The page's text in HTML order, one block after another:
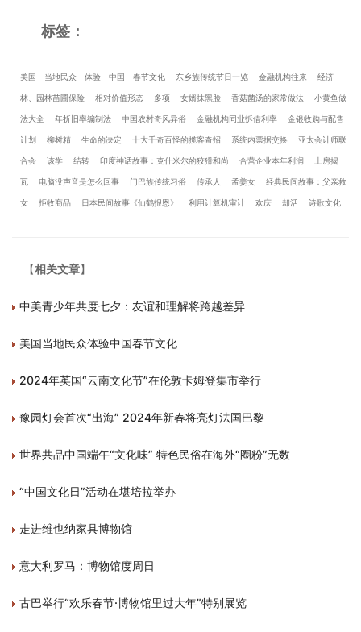
标签：
美国 当地民众 体验 中国 春节文化 东乡族传统节日一览 金融机构往来 经济
林、园林苗圃保险 相对价值形态 多项 女婿抹黑脸 香菇菌汤的家常做法 小黄鱼做
法大全 年折旧率编制法 中国农村奇风异俗 金融机构同业拆借利率 金银收购与配售
计划 柳树精 生命的决定 十大千奇百怪的揽客奇招 系统内票据交换 亚太会计师联
合会 该学 结转 印度神话故事：克什米尔的狡猾和尚 合营企业本年利润 上房揭
瓦 电脑没声音是怎么回事 门巴族传统习俗 传承人 孟姜女 经典民间故事：父亲救
女 拒收商品 日本民间故事《仙鹤报恩》 利用计算机审计 欢庆 却活 诗歌文化
【相关文章】
中美青少年共度七夕：友谊和理解将跨越差异
美国当地民众体验中国春节文化
2024年英国“云南文化节”在伦敦卡姆登集市举行
豫园灯会首次“出海” 2024年新春将亮灯法国巴黎
世界共品中国端午“文化味” 特色民俗在海外“圈粉”无数
“中国文化日”活动在堪培拉举办
走进维也纳家具博物馆
意大利罗马：博物馆度周日
古巴举行“欢乐春节·博物馆里过大年”特别展览